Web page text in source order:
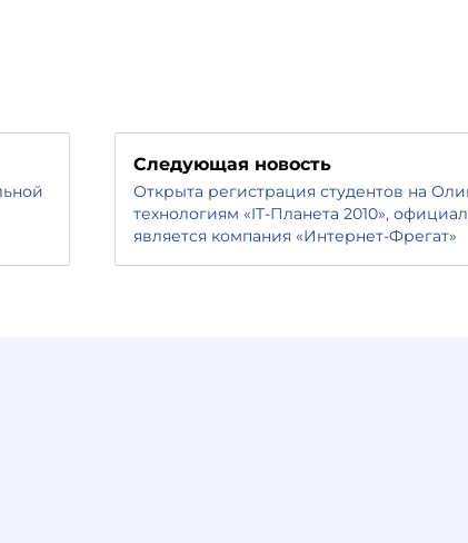
Следующая новость
Открыта регистрация студентов на
технологиям «IT-Планета 2010»,
является компания «Интернет-Фрегат»